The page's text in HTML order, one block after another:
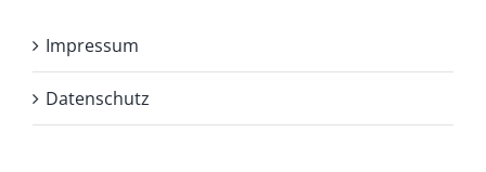
Impressum
Datenschutz